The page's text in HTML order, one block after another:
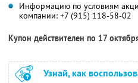
Информацию по условиям
компании: +7 (915) 118-58-02
Купон действителен по 17
Узнай, как